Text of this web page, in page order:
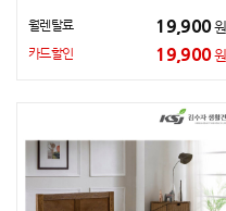
월렌탈료 19,900원
카드할인 19,900원